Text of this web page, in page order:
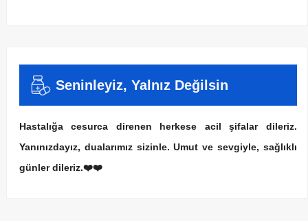
Seninleyiz, Yalnız Değilsin
Hastalığa cesurca direnen herkese acil şifalar dileriz.
Yanınızdayız, dualarımız sizinle. Umut ve sevgiyle, sağlıklı
günler dileriz.❤️❤️